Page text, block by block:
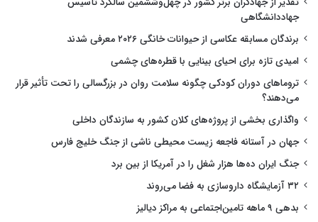
جهاددانشگاهی
برندگان مسابقه عکاسی از حیوانات خانگی ۲۰۲۶ معرفی شدند
امیدی تازه برای احیای بینایی با قطره‌های چشمی
تروماهای دوران کودکی چگونه سلامت روان در بزرگسالی را تحت تأثیر قرار
می‌دهند؟
واگذاری بخشی از پروژه‌های کلان کشور به سازندگان داخلی
جهان در آستانه فاجعه زیست محیطی ناشی از جنگ خلیج فارس
جنگ ایران ده‌ها هزار شغل را در آمریکا از بین برد
۳۲ آزمایشگاه داروسازی به فضا می‌روند
بدهی ۹ ماهه تامین‌اجتماعی به مراکز دیالیز